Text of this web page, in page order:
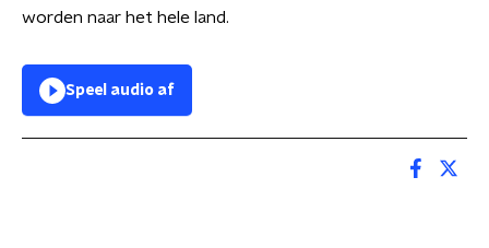
worden naar het hele land.
Speel audio af